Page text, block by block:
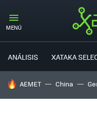
MENÚ
ANÁLISIS XATAKA
HOY SE HABLA DE
AEMET China